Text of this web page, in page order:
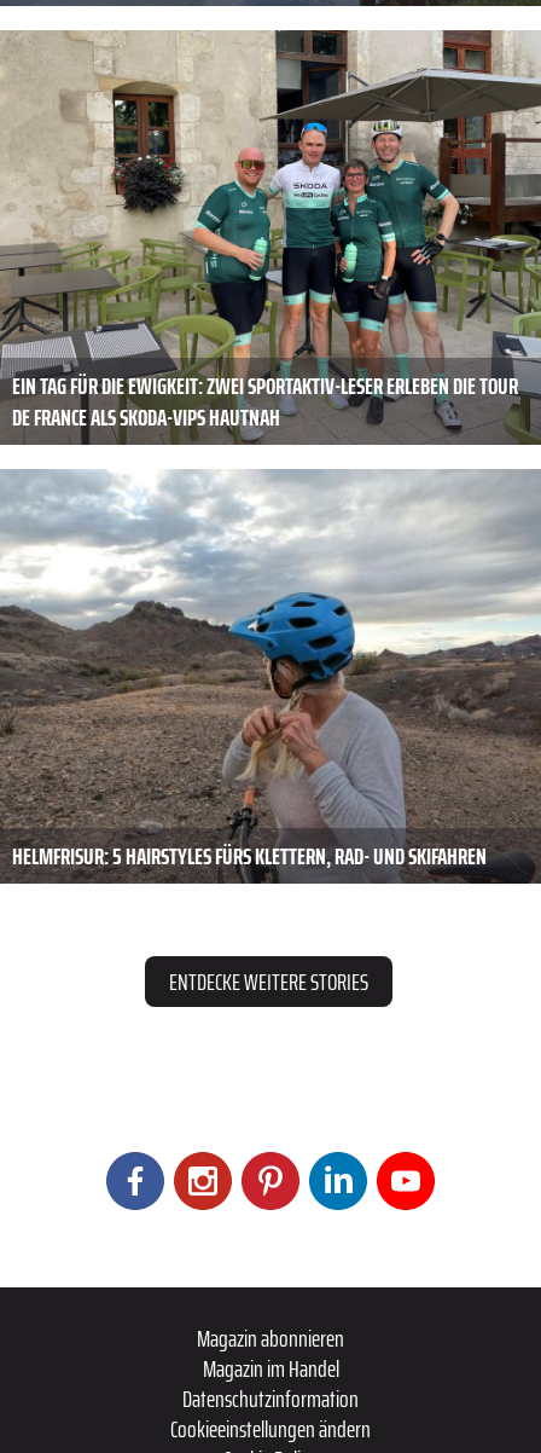
EIN TAG FÜR DIE EWIGKEIT: ZWEI SPORTAKTIV-LESER ERLEBEN DIE TOUR
DE FRANCE ALS SKODA-VIPS HAUTNAH
HELMFRISUR: 5 HAIRSTYLES FÜRS KLETTERN, RAD- UND SKIFAHREN
ENTDECKE WEITERE STORIES
Magazin abonnieren
Magazin im Handel
Datenschutzinformation
Cookieeinstellungen ändern